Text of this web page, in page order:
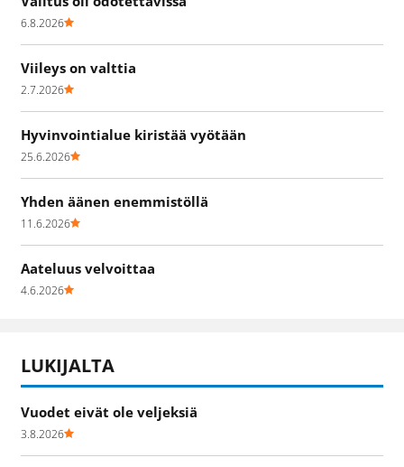
6.8.2026
Viileys on valttia
2.7.2026
Hyvinvointialue kiristää vyötään
25.6.2026
Yhden äänen enemmistöllä
11.6.2026
Aateluus velvoittaa
4.6.2026
LUKIJALTA
Vuodet eivät ole veljeksiä
3.8.2026